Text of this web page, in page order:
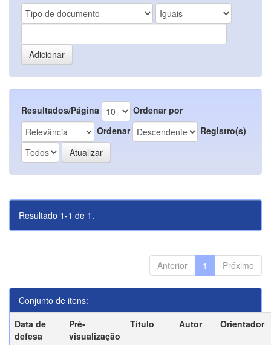
Resultados/Página
Ordenar por
Ordenar
Registro(s)
Resultado 1-1 de 1.
Anterior 1 Próximo
Conjunto de itens:
Data de
defesa
Pré-
visualização
Título Autor Orientador